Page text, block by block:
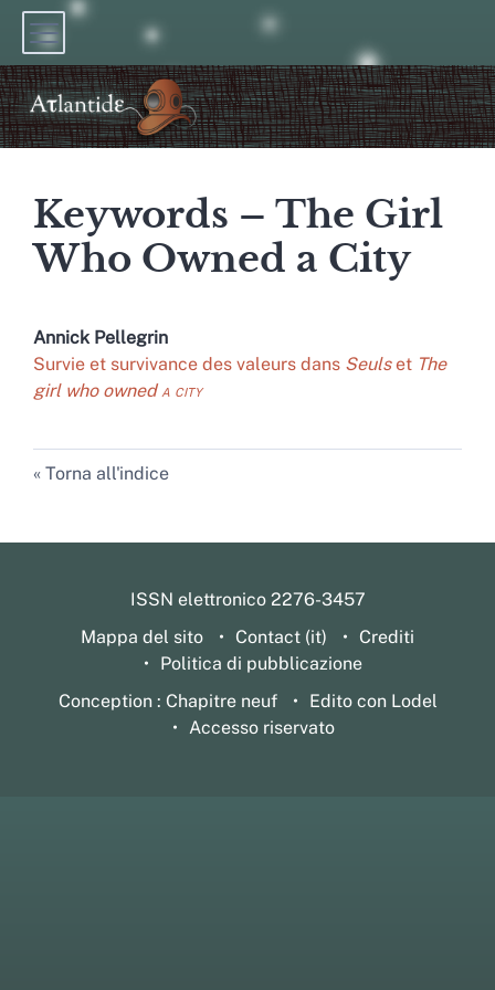
Keywords – The Girl
Who Owned a City
Annick Pellegrin
Survie et survivance des valeurs dans Seulset The
girl who owneda city
Torna all'indice
ISSN elettronico 2276-3457
Mappa del sito
Contact (it)
Crediti
Politica di pubblicazione
Conception : Chapitre neuf
Edito con Lodel
Accesso riservato